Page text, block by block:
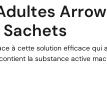
à cette solution efficace qui
la substance active